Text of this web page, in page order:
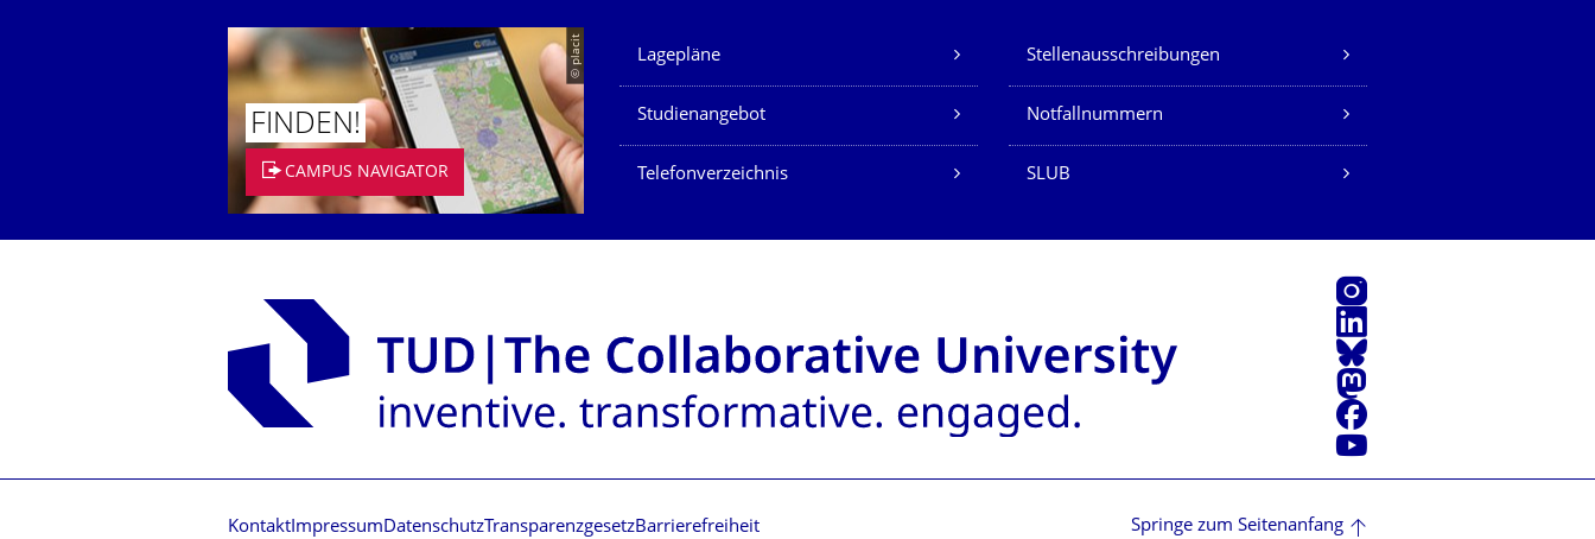
© placit
FINDEN!
CAMPUS NAVIGATOR
Unsere Dienste
Lagepläne Stellenausschreibungen
Studienangebot Notfallnummern
Telefonverzeichnis SLUB
Instagram
LinkedIn
Bluesky
Mastodon
Facebook
Youtube
Kontakt Impressum DatenschutzTransparenzgesetzBarrierefreiheit Springe zum Seitenanfang